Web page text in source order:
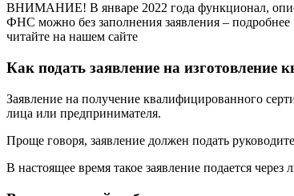
ВНИМАНИЕ! В январе 2022 года функционал,
ФНС можно без заполнения заявления – подробнее
читайте на нашем сайте
Как подать заявление на
Заявление на получение квалифицированного
лица или предпринимателя.
Проще говоря, заявление должен подать
В настоящее время такое заявление подается